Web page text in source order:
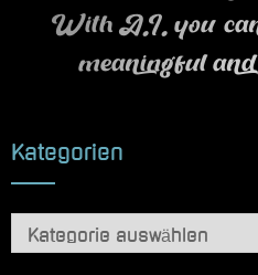
With A.I. you
meaningful
Kategorien
Kategorien